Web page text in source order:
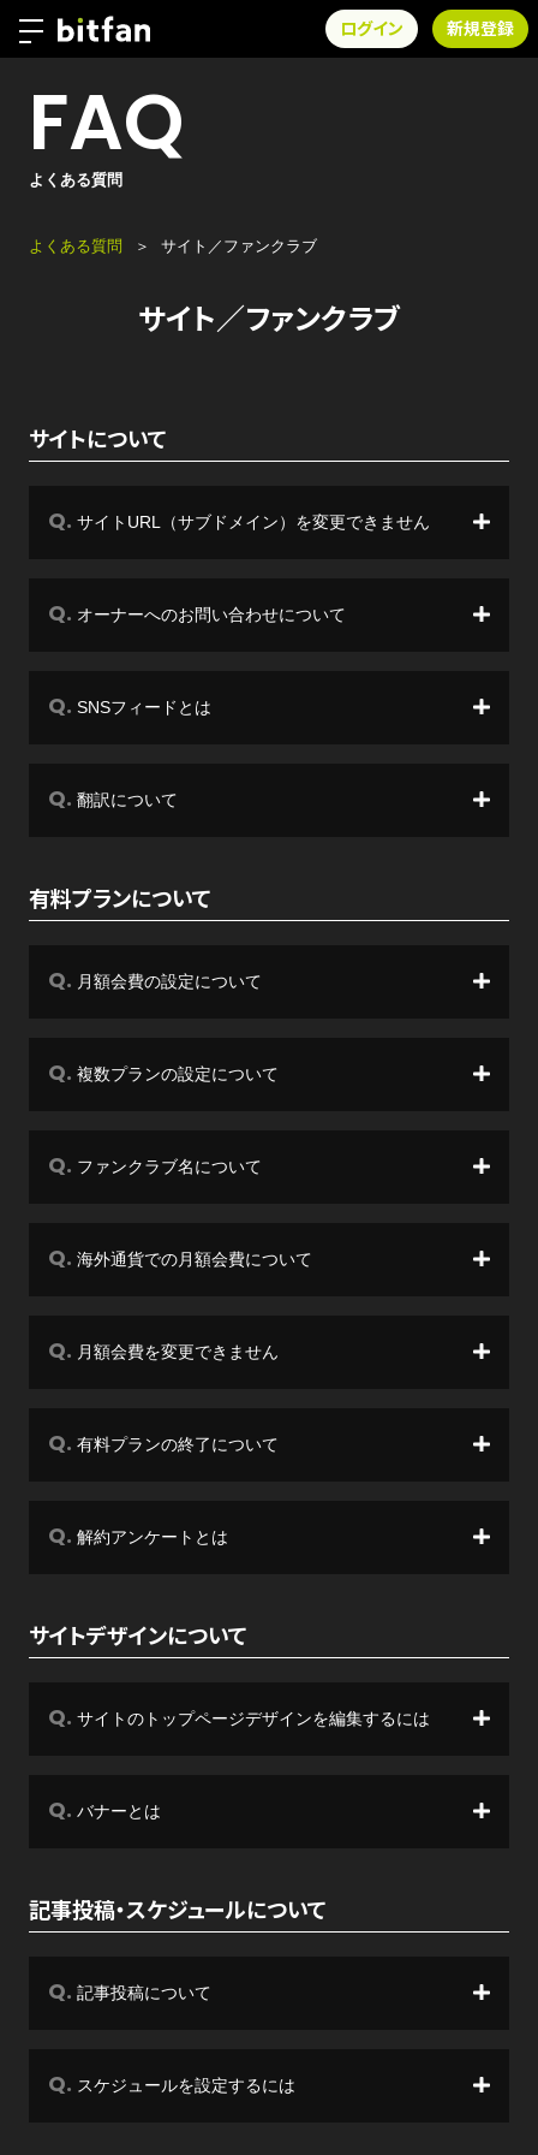
ログイン 新規登録
FAQ
よくある質問
よくある質問 サイト／ファンクラブ
サイト／ファンクラブ
サイトについて
サイトURL（サブドメイン）を変更できません
オーナーへのお問い合わせについて
SNSフィードとは
翻訳について
有料プランについて
月額会費の設定について
複数プランの設定について
ファンクラブ名について
海外通貨での月額会費について
月額会費を変更できません
有料プランの終了について
解約アンケートとは
サイトデザインについて
サイトのトップページデザインを編集するには
バナーとは
記事投稿・スケジュールについて
記事投稿について
スケジュールを設定するには